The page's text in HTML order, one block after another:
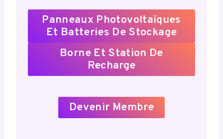
Panneaux Photovoltaïques
Et Batteries De Stockage
Borne Et Station De
Recharge
Devenir Membre